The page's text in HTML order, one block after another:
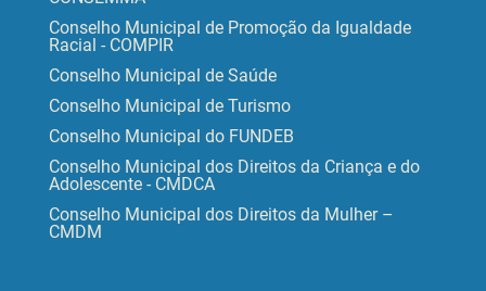
Conselho Municipal de Promoção da Igualdade
Racial - COMPIR
Conselho Municipal de Saúde
Conselho Municipal de Turismo
Conselho Municipal do FUNDEB
Conselho Municipal dos Direitos da Criança e do
Adolescente - CMDCA
Conselho Municipal dos Direitos da Mulher –
CMDM